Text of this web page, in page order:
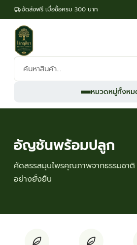
จัดส่งฟรี เมื่อซื้อครบ 300 บาท
ค้นหา
สินค้า:
หมวดหมู่ทั้งหม
อัญชันพร้อมปลูก
คัดสรรสมุนไพรคุณภาพจากธรรมชา
อย่างยั่งยืน